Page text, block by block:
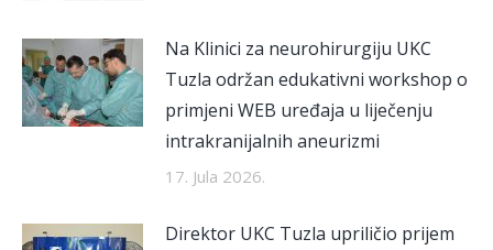
Na Klinici za neurohirurgiju UKC
Tuzla održan edukativni workshop o
primjeni WEB uređaja u liječenju
intrakranijalnih aneurizmi
17. Jula 2026.
Direktor UKC Tuzla upriličio prijem